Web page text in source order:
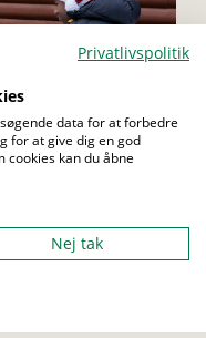
JUNIOR
Privatlivspolitik
data for at forbedre
for at give dig en god
cookies kan du åbne
Nej tak